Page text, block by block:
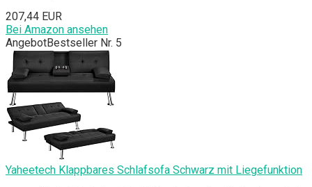
207,44 EUR
Bei Amazon ansehen
AngebotBestseller Nr. 5
Yaheetech Klappbares Schlafsofa Schwarz mit Liegefunktion